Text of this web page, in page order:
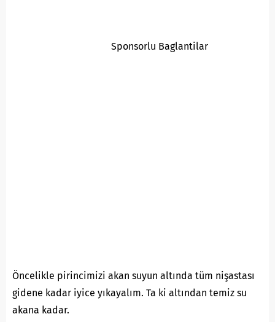
Sponsorlu Baglantilar
Öncelikle pirincimizi akan suyun altında tüm nişastası
gidene kadar iyice yıkayalım. Ta ki altından temiz su
akana kadar.